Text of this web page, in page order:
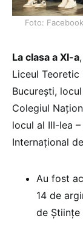
Foto:
La clasa a XI-a
Liceul
Bucureşti,
Colegiul
locul al III-lea
Internaţional
Au fost
14 de
de Ştiinţe